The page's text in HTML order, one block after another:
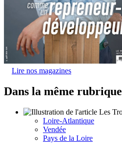
Lire nos magazines
Dans la même rubrique
Loire-Atlantique
Vendée
Pays de la Loire